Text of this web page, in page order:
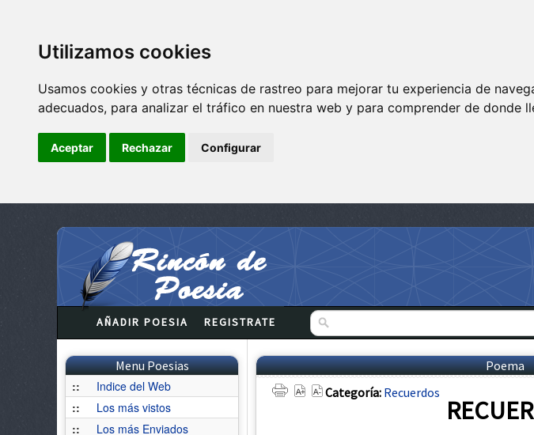
Utilizamos cookies
Usamos cookies y otras técnicas de rastreo para mejorar tu experiencia de
adecuados, para analizar el tráfico en nuestra web y para comprender de donde
Aceptar Rechazar Configurar
AÑADIR POESIA REGISTRATE
Menu Poesias
::
Indice del Web
::
Los más vistos
::
Los más Enviados
Poema
Categoría: Recuerdos